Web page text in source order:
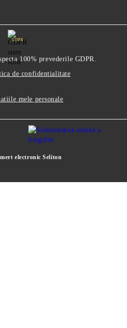
GDPR
100% prevederile GDPR.
de confidentialitate
mele personale
electronic Seliton